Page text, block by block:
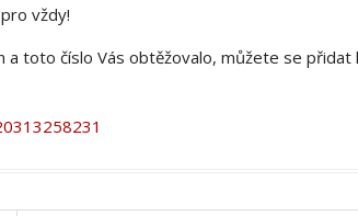
vždy!
a toto číslo Vás obtěžovalo, můžete se přidat